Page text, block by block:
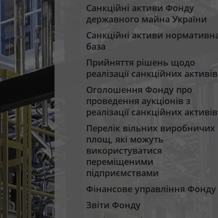
Санкційні активи Фонду
державного майна України
Санкційні активи
база
Прийняття рішень щодо
реалізації санкційних активів
Оголошення Фонду про
проведення аукціонів з
реалізації санкційних активів
Перелік вільних виробничих
площ, які можуть
використуватися
переміщеними
підприємствами
Фінансове управління Фонду
Звіти Фонду